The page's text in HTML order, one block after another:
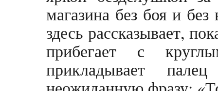
магазина без боя и
здесь рассказывает,
прибегает с
прикладывает